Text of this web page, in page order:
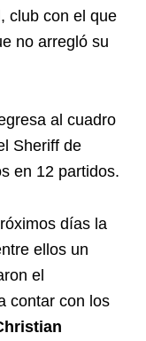
club con el que
no arregló su
al cuadro
Sheriff de
en 12 partidos.
días la
ellos un
el
contar con los